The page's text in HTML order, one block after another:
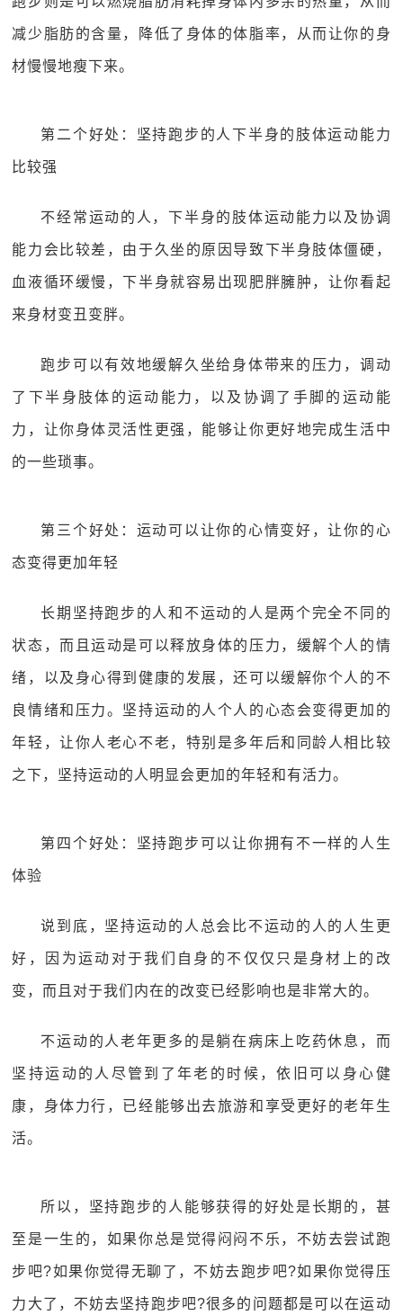
减少脂肪的含量，降低了身体的体脂率，从而让你的身
材慢慢地瘦下来。
第二个好处：坚持跑步的人下半身的肢体运动能力
比较强
不经常运动的人，下半身的肢体运动能力以及协调
能力会比较差，由于久坐的原因导致下半身肢体僵硬，
血液循环缓慢，下半身就容易出现肥胖臃肿，让你看起
来身材变丑变胖。
跑步可以有效地缓解久坐给身体带来的压力，调动
了下半身肢体的运动能力，以及协调了手脚的运动能
力，让你身体灵活性更强，能够让你更好地完成生活中
的一些琐事。
第三个好处：运动可以让你的心情变好，让你的心
态变得更加年轻
长期坚持跑步的人和不运动的人是两个完全不同的
状态，而且运动是可以释放身体的压力，缓解个人的情
绪，以及身心得到健康的发展，还可以缓解你个人的不
良情绪和压力。坚持运动的人个人的心态会变得更加的
年轻，让你人老心不老，特别是多年后和同龄人相比较
之下，坚持运动的人明显会更加的年轻和有活力。
第四个好处：坚持跑步可以让你拥有不一样的人生
体验
说到底，坚持运动的人总会比不运动的人的人生更
好，因为运动对于我们自身的不仅仅只是身材上的改
变，而且对于我们内在的改变已经影响也是非常大的。
不运动的人老年更多的是躺在病床上吃药休息，而
坚持运动的人尽管到了年老的时候，依旧可以身心健
康，身体力行，已经能够出去旅游和享受更好的老年生
活。
所以，坚持跑步的人能够获得的好处是长期的，甚
至是一生的，如果你总是觉得闷闷不乐，不妨去尝试跑
步吧?如果你觉得无聊了，不妨去跑步吧?如果你觉得压
力大了，不妨去坚持跑步吧?很多的问题都是可以在运动